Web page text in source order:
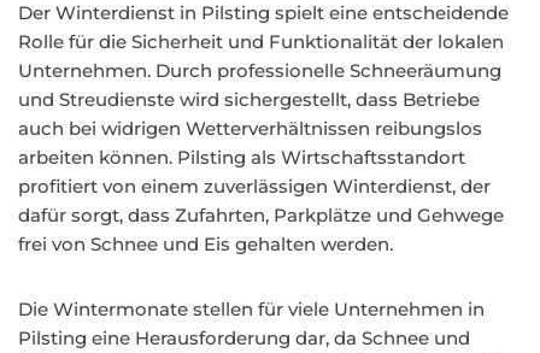
Der Winterdienst in Pilsting spielt eine entscheidende
Rolle für die Sicherheit und Funktionalität der lokalen
Unternehmen. Durch professionelle Schneeräumung
und Streudienste wird sichergestellt, dass Betriebe
auch bei widrigen Wetterverhältnissen reibungslos
arbeiten können. Pilsting als Wirtschaftsstandort
profitiert von einem zuverlässigen Winterdienst, der
dafür sorgt, dass Zufahrten, Parkplätze und Gehwege
frei von Schnee und Eis gehalten werden.
Die Wintermonate stellen für viele Unternehmen in
Pilsting eine Herausforderung dar, da Schnee und